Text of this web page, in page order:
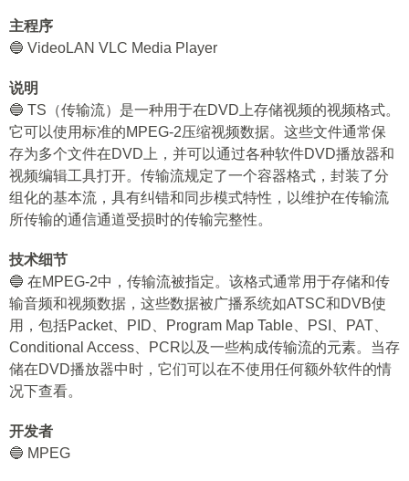
主程序
🔵 VideoLAN VLC Media Player
说明
🔵 TS（传输流）是一种用于在DVD上存储视频的视频格式。
它可以使用标准的MPEG-2压缩视频数据。这些文件通常保
存为多个文件在DVD上，并可以通过各种软件DVD播放器和
视频编辑工具打开。传输流规定了一个容器格式，封装了分
组化的基本流，具有纠错和同步模式特性，以维护在传输流
所传输的通信通道受损时的传输完整性。
技术细节
🔵 在MPEG-2中，传输流被指定。该格式通常用于存储和传
输音频和视频数据，这些数据被广播系统如ATSC和DVB使
用，包括Packet、PID、Program Map Table、PSI、PAT、
Conditional Access、PCR以及一些构成传输流的元素。当存
储在DVD播放器中时，它们可以在不使用任何额外软件的情
况下查看。
开发者
🔵 MPEG